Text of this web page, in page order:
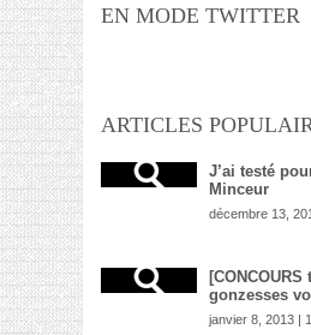
EN MODE TWITTER
ARTICLES
J’ai testé
Minceur
décembre 13,
gonzesses
janvier 8, 2013 |